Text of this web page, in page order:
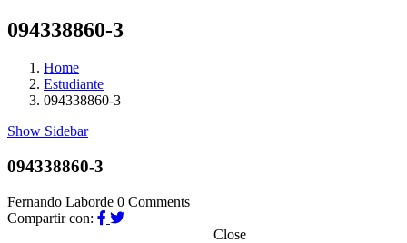
094338860-3
Home
Estudiante
094338860-3
Show Sidebar
094338860-3
Fernando Laborde 0 Comments
Compartir con:
Close